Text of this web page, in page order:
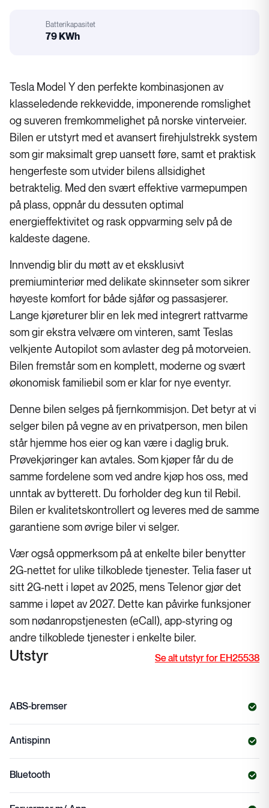
Batterikapasitet
79 KWh
Tesla Model Y den perfekte kombinasjonen av
klasseledende rekkevidde, imponerende romslighet
og suveren fremkommelighet på norske vinterveier.
Bilen er utstyrt med et avansert firehjulstrekk system
som gir maksimalt grep uansett føre, samt et praktisk
hengerfeste som utvider bilens allsidighet
betraktelig. Med den svært effektive varmepumpen
på plass, oppnår du dessuten optimal
energieffektivitet og rask oppvarming selv på de
kaldeste dagene.
Innvendig blir du møtt av et eksklusivt
premiuminteriør med delikate skinnseter som sikrer
høyeste komfort for både sjåfør og passasjerer.
Lange kjøreturer blir en lek med integrert rattvarme
som gir ekstra velvære om vinteren, samt Teslas
velkjente Autopilot som avlaster deg på motorveien.
Bilen fremstår som en komplett, moderne og svært
økonomisk familiebil som er klar for nye eventyr.
Denne bilen selges på fjernkommisjon. Det betyr at vi
selger bilen på vegne av en privatperson, men bilen
står hjemme hos eier og kan være i daglig bruk.
Prøvekjøringer kan avtales. Som kjøper får du de
samme fordelene som ved andre kjøp hos oss, med
unntak av bytterett. Du forholder deg kun til Rebil.
Bilen er kvalitetskontrollert og leveres med de samme
garantiene som øvrige biler vi selger.
Vær også oppmerksom på at enkelte biler benytter
2G-nettet for ulike tilkoblede tjenester. Telia faser ut
sitt 2G-nett i løpet av 2025, mens Telenor gjør det
samme i løpet av 2027. Dette kan påvirke funksjoner
som nødanropstjenesten (eCall), app-styring og
andre tilkoblede tjenester i enkelte biler.
Utstyr Se alt utstyr for EH25538
ABS-bremser
Antispinn
Bluetooth